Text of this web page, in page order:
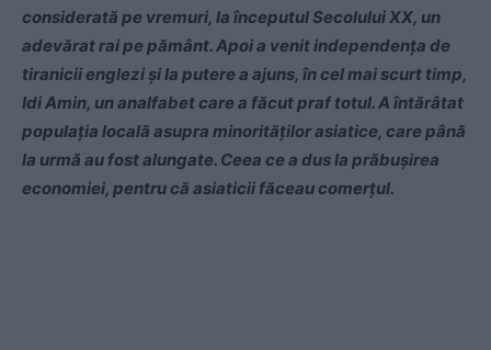
considerată pe vremuri, la începutul Secolului XX, un
adevărat rai pe pământ. Apoi a venit independența de
tiranicii englezi și la putere a ajuns, în cel mai scurt timp,
Idi Amin, un analfabet care a făcut praf totul. A întărâtat
populația locală asupra minorităților asiatice, care până
la urmă au fost alungate. Ceea ce a dus la prăbușirea
economiei, pentru că asiaticii făceau comerțul.